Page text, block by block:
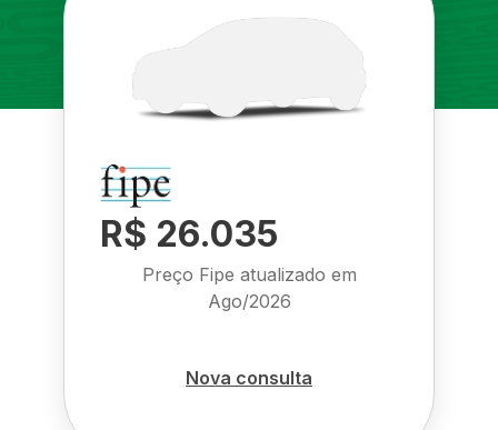
R$ 26.035
Preço Fipe atualizado em
Ago/2026
Nova consulta